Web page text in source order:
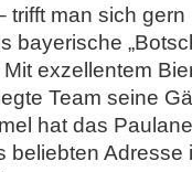
man sich gern
bayerische
exzellentem
Team seine
hat das
beliebten Adresse